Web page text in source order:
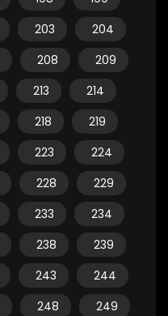
203
204
208
209
213
214
218
219
223
224
228
229
233
234
238
239
243
244
248
249